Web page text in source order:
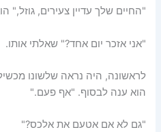
"החיים שלך עדיין צעירים,
"אני אזכר יום אחד?" שאלתי אותו.
לראשונה, היה נראה שלשונו
הוא ענה לבסוף. "אף פעם."
"גם לא אם אטעם את אלכס?"